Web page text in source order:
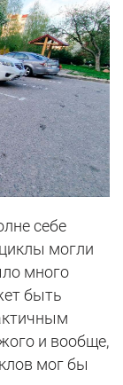
себе
могли
много
быть
и вообще,
мог бы